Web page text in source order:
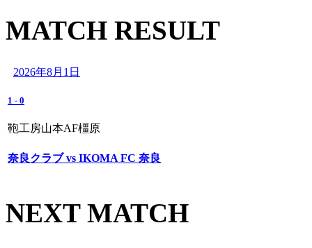
MATCH RESULT
2026年8月1日
1 - 0
鞄工房山本AF橿原
奈良クラブ vs IKOMA FC 奈良
NEXT MATCH